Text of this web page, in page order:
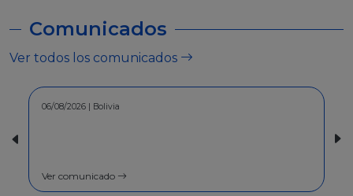
Comunicados
Ver todos los comunicados
06/08/2026 | Bolivia
Ver comunicado Ver comunicado